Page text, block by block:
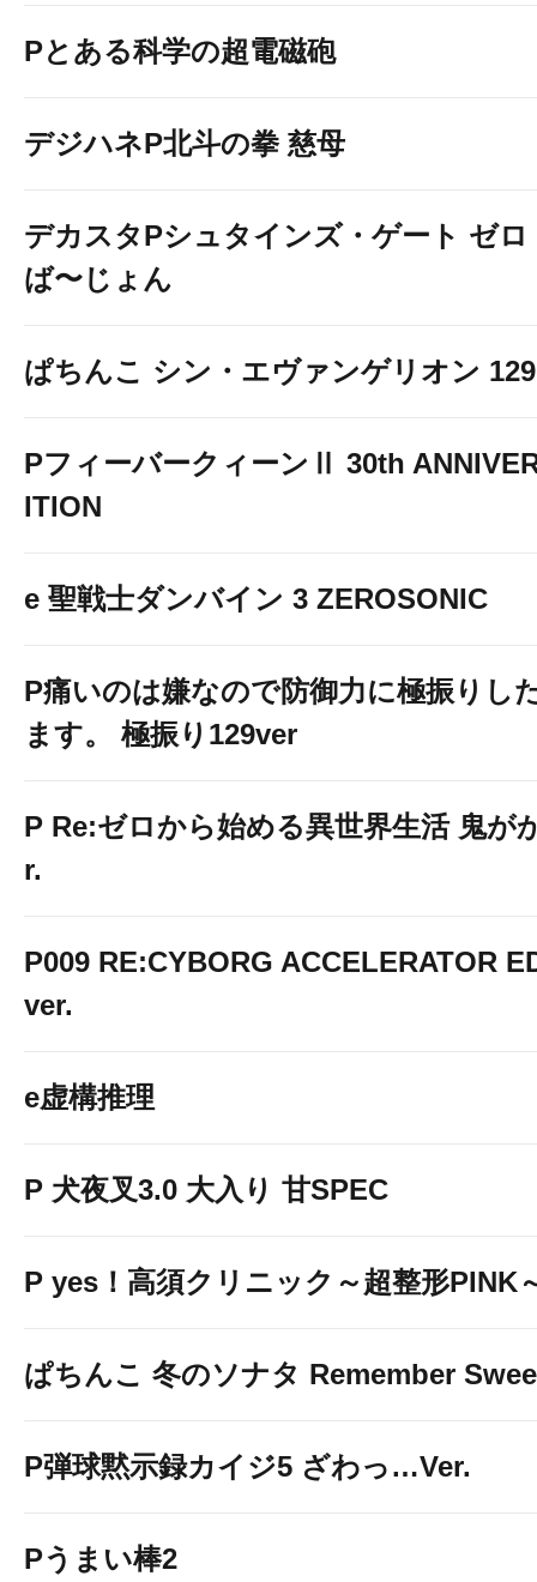
【ガーデングル
Pとある科学の超電磁砲
デジハネP北斗の拳 慈母
デカスタPシュタインズ・ゲート ゼ
ば〜じょん
ぱちんこ シン・エヴァンゲリオン
PフィーバークィーンⅡ 30th
ITION
e 聖戦士ダンバイン 3 ZEROSONIC
P痛いのは嫌なので防御力に極振りし
ます。 極振り129ver
P Re:ゼロから始める異世界生活 鬼が
r.
P009 RE:CYBORG ACCELERATOR
ver.
e虚構推理
P 犬夜叉3.0 大入り 甘SPEC
P yes！高須クリニック～超整形PINK
ぱちんこ 冬のソナタ Remember
P弾球黙示録カイジ5 ざわっ…Ver.
Pうまい棒2